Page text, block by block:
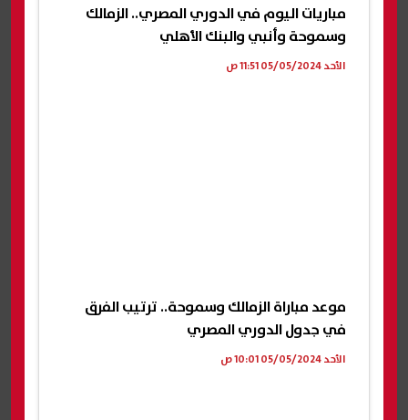
مباريات اليوم في الدوري المصري.. الزمالك
وسموحة وأنبي والبنك الأهلي
الأحد 05/05/2024 11:51 ص
موعد مباراة الزمالك وسموحة.. ترتيب الفرق
في جدول الدوري المصري
الأحد 05/05/2024 10:01 ص